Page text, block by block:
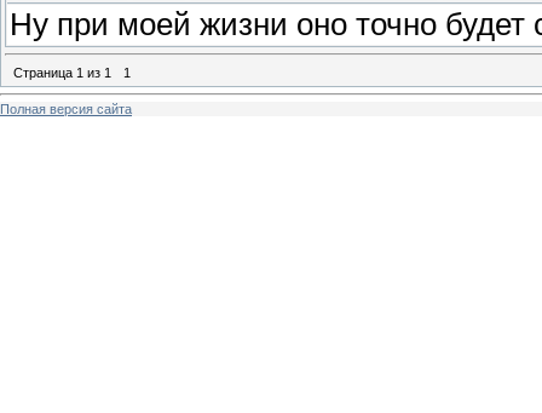
Ну при моей жизни оно точно
Страница 1 из 1 1
Полная версия сайта